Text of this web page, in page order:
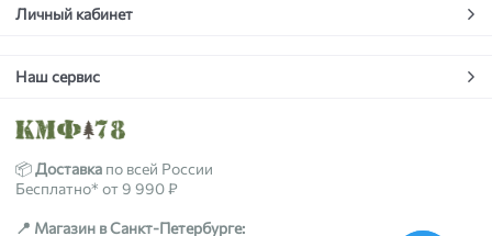
Личный кабинет
Наш сервис
📦Доставка по всей России
Бесплатно* от 9 990 ₽
📍 Магазин в Санкт-Петербурге: